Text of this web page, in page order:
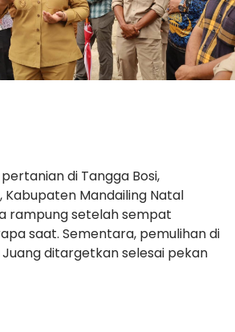
di Tangga Bosi,
Kabupaten Mandailing Natal
rampung setelah sempat
saat. Sementara, pemulihan di
ditargetkan selesai pekan